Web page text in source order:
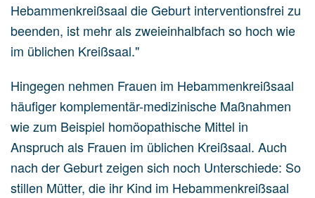
Hebammenkreißsaal die Geburt interventionsfrei zu
beenden, ist mehr als zweieinhalbfach so hoch wie
im üblichen Kreißsaal."
Hingegen nehmen Frauen im Hebammenkreißsaal
häufiger komplementär-medizinische Maßnahmen
wie zum Beispiel homöopathische Mittel in
Anspruch als Frauen im üblichen Kreißsaal. Auch
nach der Geburt zeigen sich noch Unterschiede: So
stillen Mütter, die ihr Kind im Hebammenkreißsaal